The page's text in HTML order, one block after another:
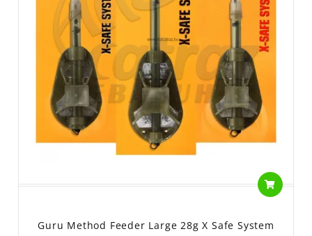
Guru Method Feeder Large 28g X Safe System